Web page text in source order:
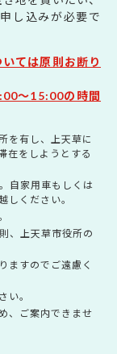
し込みが必要で
ては原則お断り
～15:00の時間
を有し、上天草に
在をしようとする
自家用車もしくは
しください。
、上天草市役所の
ますのでご遠慮く
い。
、ご案内できませ